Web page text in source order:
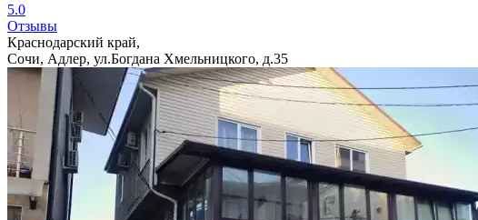
5.0
Отзывы
Краснодарский край,
Сочи, Адлер, ул.Богдана Хмельницкого, д.35